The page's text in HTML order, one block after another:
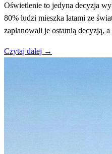
Oświetlenie to jedyna decyzja
80% ludzi mieszka latami ze
zaplanowali je ostatnią decyzją,
Czytaj dalej →